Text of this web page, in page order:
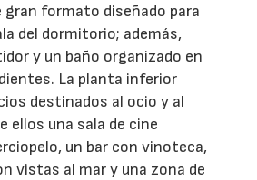
gran formato diseñado para
del dormitorio; además,
y un baño organizado en
La planta inferior
destinados al ocio y al
ellos una sala de cine
un bar con vinoteca,
vistas al mar y una zona de